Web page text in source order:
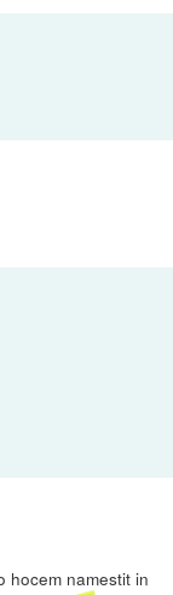
hocem namestit in